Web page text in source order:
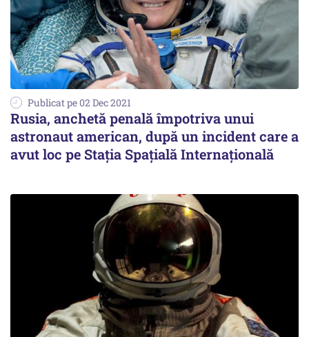
Publicat pe 02 Dec 2021
Rusia, anchetă penală împotriva unui
astronaut american, după un incident care a
avut loc pe Stația Spațială Internațională